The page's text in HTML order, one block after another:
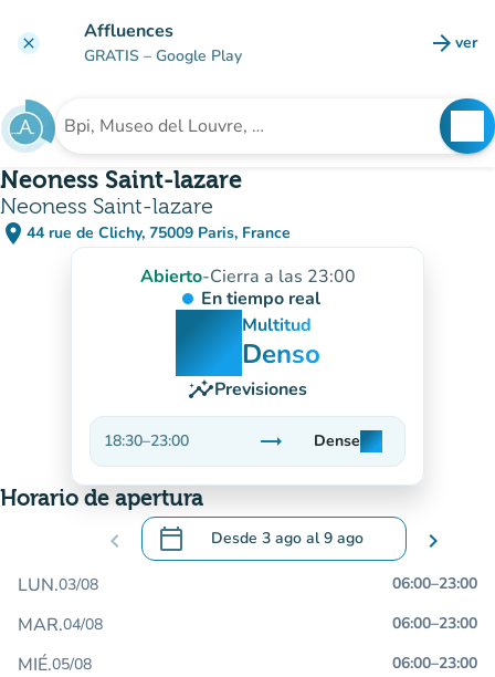
clear Affluences
GRATIS – Google Play arrow_forward ver
Buscar un establecimiento
Neoness Saint-lazare
Neoness Saint-lazare
place 44 rue de Clichy, 75009 Paris, France
(abrir en Google Maps)
(nueva pestaña)
Abierto-Cierra a las 23:00
En tiempo real
man
man
manMultitud
Denso
insightsPrevisiones
18:30–23:00 trending_flat
Estable
Denseman
man
man
Horario de apertura
chevron_left calendar_today Desde 3 ago al9 ago
.Abra el calendario para cambiar las
chevron_right
LUN.03/08 06:00–23:00
MAR.04/08 06:00–23:00
MIÉ.05/08 06:00–23:00